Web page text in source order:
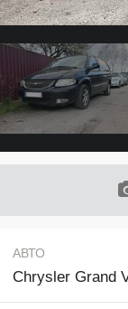
АВТО
Chrysler Grand